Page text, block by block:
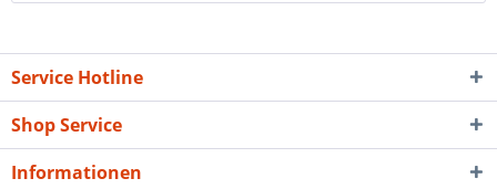
Service Hotline
Shop Service
Informationen